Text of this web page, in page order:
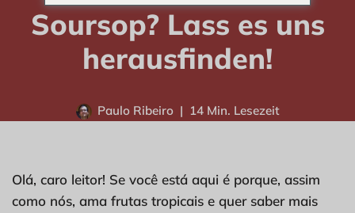
Soursop? Lass es uns
herausfinden!
Paulo Ribeiro 14 Min. Lesezeit
Olá, caro leitor! Se você está aqui é porque, assim
como nós, ama frutas tropicais e quer saber mais